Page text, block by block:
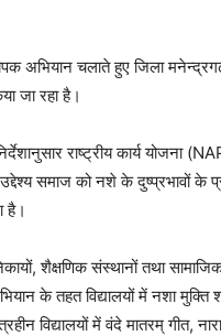
अभियान चलाते हुए जिला
जा रहा है।
राष्ट्रीय कार्य योजना
उद्देश्य समाज को नशे के दुष्प्रभावों
है।
शैक्षणिक संस्थानों तथा
के तहत विद्यालयों में नशा
विद्यालयों में वंदे मातरम् गीत,